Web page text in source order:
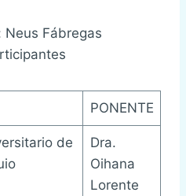
Neus Fábregas
PONENTE
de
Dra.
Oihana
Lorente